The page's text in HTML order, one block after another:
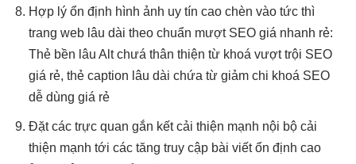
Hợp lý ổn định hình ảnh uy tín caochèn vào tức thì
trang web lâu dài theo chuẩn mượtSEO giá nhanh rẻ:
Thẻ bền lâu Alt chưá thân thiện từ khoá vượt trội SEO
giá rẻ, thẻ caption lâu dài chứa từ giảm chi khoá SEO
dễ dùng giá rẻ
Đặt các trực quan gắn kếtcải thiện mạnh nội bộ cải
thiện mạnh tới các tăng truy cậpbài viếtổn định cao